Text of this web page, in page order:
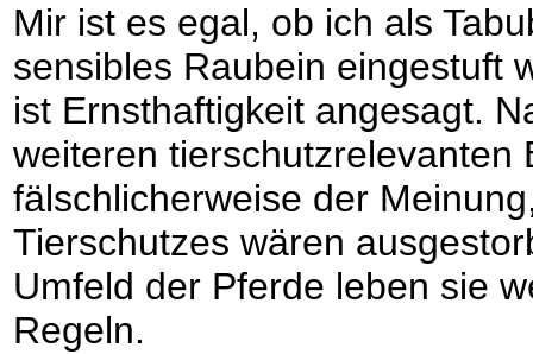
Mir ist es egal, ob ich als
sensibles Raubein eingestuft
ist Ernsthaftigkeit angesagt.
weiteren tierschutzrelevanten
fälschlicherweise der
Tierschutzes wären
Umfeld der Pferde leben sie
Regeln.